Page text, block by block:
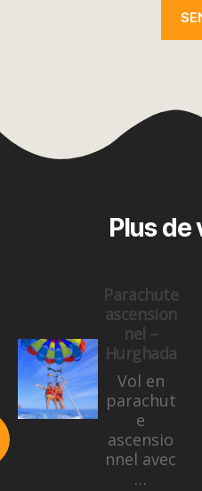
Plus de
Parachute
ascension
nel –
Hurghada
Vol en
parachut
e
ascensio
nnel avec
…